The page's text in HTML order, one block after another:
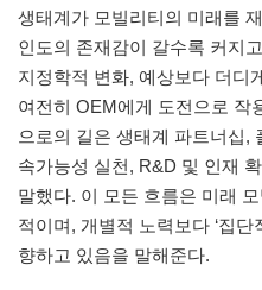
생태계가 모빌리티의 미래를
인도의 존재감이 갈수록 커지
지정학적 변화, 예상보다 더디
여전히 OEM에게 도전으로 작
으로의 길은 생태계 파트너십,
속가능성 실천, R&D 및 인재
말했다. 이 모든 흐름은 미래
적이며, 개별적 노력보다 ‘집
향하고 있음을 말해준다.